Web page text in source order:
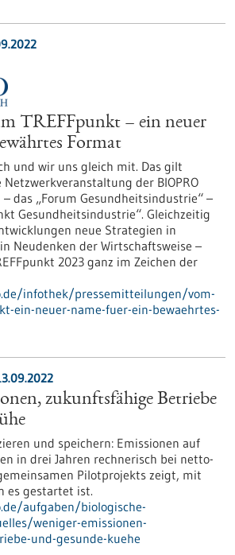
TREFFpunkt – ein neuer
Format
und wir uns gleich mit. Das gilt
der BIOPRO
das „Forum Gesundheitsindustrie“ –
Gesundheitsindustrie“. Gleichzeitig
neue Strategien in
Neudenken der Wirtschaftsweise –
2023 ganz im Zeichen der
infothek/pressemitteilungen/vom-
ein-neuer-name-fuer-ein-bewaehrtes-
zukunftsfähige Betriebe
und speichern: Emissionen auf
in drei Jahren rechnerisch bei netto-
Pilotprojekts zeigt, mit
es gestartet ist.
aufgaben/biologische-
weniger-emissionen-
und-gesunde-kuehe